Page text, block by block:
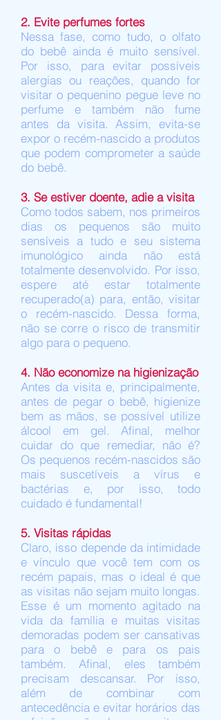
2. Evite perfumes fortes
Nessa fase, como tudo, o olfato
do bebê ainda é muito sensível.
Por isso, para evitar possíveis
alergias ou reações, quando for
visitar o pequenino pegue leve no
perfume e também não fume
antes da visita. Assim, evita-se
expor o recém-nascido a produtos
que podem comprometer a saúde
do bebê.
3. Se estiver doente, adie a visita
Como todos sabem, nos primeiros
dias os pequenos são muito
sensíveis a tudo e seu sistema
imunológico ainda não está
totalmente desenvolvido. Por isso,
espere até estar totalmente
recuperado(a) para, então, visitar
o recém-nascido. Dessa forma,
não se corre o risco de transmitir
algo para o pequeno.
4. Não economize na higienização
Antes da visita e, principalmente,
antes de pegar o bebê, higienize
bem as mãos, se possível utilize
álcool em gel. Afinal, melhor
cuidar do que remediar, não é?
Os pequenos recém-nascidos são
mais suscetíveis a vírus e
bactérias e, por isso, todo
cuidado é fundamental!
5. Visitas rápidas
Claro, isso depende da intimidade
e vínculo que você tem com os
recém papais, mas o ideal é que
as visitas não sejam muito longas.
Esse é um momento agitado na
vida da família e muitas visitas
demoradas podem ser cansativas
para o bebê e para os pais
também. Afinal, eles também
precisam descansar. Por isso,
além de combinar com
antecedência e evitar horários das